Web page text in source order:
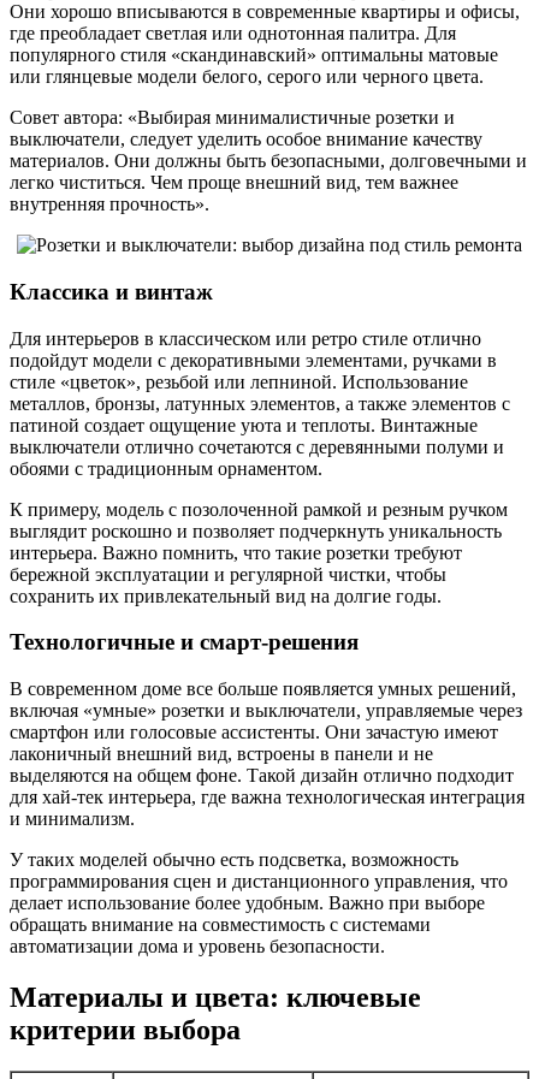
Они хорошо вписываются в современные квартиры и офисы,
где преобладает светлая или однотонная палитра. Для
популярного стиля «скандинавский» оптимальны матовые
или глянцевые модели белого, серого или черного цвета.
Совет автора: «Выбирая минималистичные розетки и
выключатели, следует уделить особое внимание качеству
материалов. Они должны быть безопасными, долговечными и
легко чиститься. Чем проще внешний вид, тем важнее
внутренняя прочность».
Классика и винтаж
Для интерьеров в классическом или ретро стиле отлично
подойдут модели с декоративными элементами, ручками в
стиле «цветок», резьбой или лепниной. Использование
металлов, бронзы, латунных элементов, а также элементов с
патиной создает ощущение уюта и теплоты. Винтажные
выключатели отлично сочетаются с деревянными полуми и
обоями с традиционным орнаментом.
К примеру, модель с позолоченной рамкой и резным ручком
выглядит роскошно и позволяет подчеркнуть уникальность
интерьера. Важно помнить, что такие розетки требуют
бережной эксплуатации и регулярной чистки, чтобы
сохранить их привлекательный вид на долгие годы.
Технологичные и смарт-решения
В современном доме все больше появляется умных решений,
включая «умные» розетки и выключатели, управляемые через
смартфон или голосовые ассистенты. Они зачастую имеют
лаконичный внешний вид, встроены в панели и не
выделяются на общем фоне. Такой дизайн отлично подходит
для хай-тек интерьера, где важна технологическая интеграция
и минимализм.
У таких моделей обычно есть подсветка, возможность
программирования сцен и дистанционного управления, что
делает использование более удобным. Важно при выборе
обращать внимание на совместимость с системами
автоматизации дома и уровень безопасности.
Материалы и цвета: ключевые
критерии выбора